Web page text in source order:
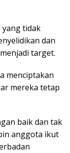
yang tidak
dan
target.
menciptakan
mereka tetap
baik dan tak
anggota ikut